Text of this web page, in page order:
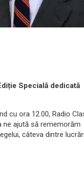
Specială dedicată
cu ora 12.00, Radio
ne ajută să rememorăm
câteva dintre